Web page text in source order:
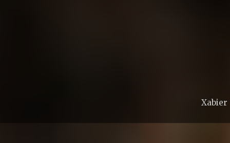
Xabier